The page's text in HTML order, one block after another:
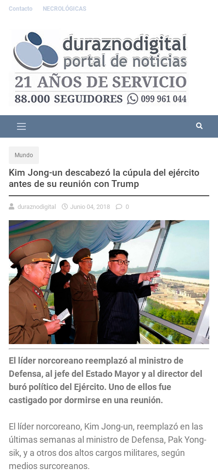
Contacto NECROLÓGICAS
Mundo
Kim Jong-un descabezó la cúpula del ejército
antes de su reunión con Trump
duraznodigital Junio 04, 2018 0
El líder norcoreano reemplazó al ministro de
Defensa, al jefe del Estado Mayor y al director del
buró político del Ejército. Uno de ellos fue
castigado por dormirse en una reunión.
El líder norcoreano, Kim Jong-un, reemplazó en las
últimas semanas al ministro de Defensa, Pak Yong-
sik, y a otros dos altos cargos militares, según
medios surcoreanos.